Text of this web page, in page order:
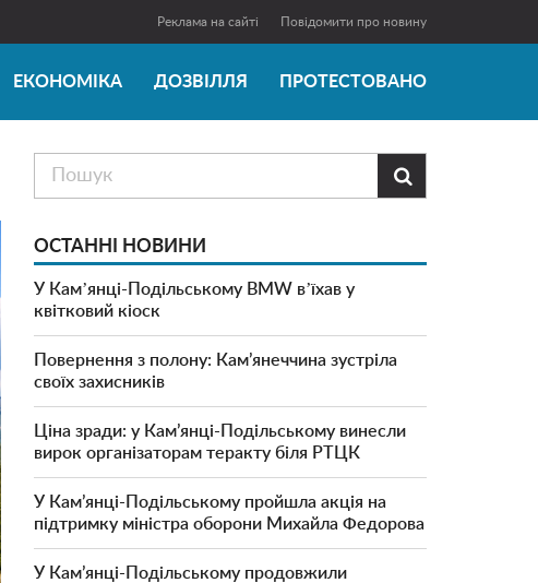
Реклама на сайті Повідомити про новину
ЕКОНОМІКА ДОЗВІЛЛЯ ПРОТЕСТОВАНО

ОСТАННІ НОВИНИ
У Камʼянці-Подільському BMW вʼїхав у
квітковий кіоск
Повернення з полону: Кам’янеччина зустріла
своїх захисників
Ціна зради: у Кам’янці-Подільському винесли
вирок організаторам теракту біля РТЦК
У Кам’янці-Подільському пройшла акція на
підтримку міністра оборони Михайла Федорова
У Кам’янці-Подільському продовжили